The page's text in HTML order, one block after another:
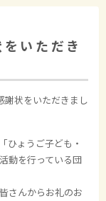
いただき
謝状をいただきまし
ひょうご子ども・
動を行っている団
さんからお礼のお